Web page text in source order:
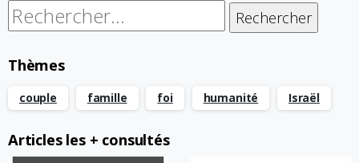
Rechercher :
Thèmes
couple famille foi humanité Israël
Articles les + consultés